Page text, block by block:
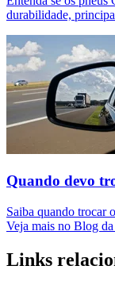
durabilidade,
Quando devo
Saiba quando trocar
Veja mais no Blog
Links